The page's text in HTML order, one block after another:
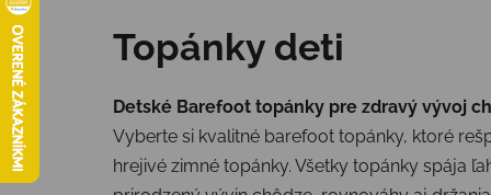
Topánky deti
Detské Barefoot topánky pre zdravý vývoj
Vyberte si kvalitné barefoot topánky, ktoré
hrejivé zimné topánky. Všetky topánky spája